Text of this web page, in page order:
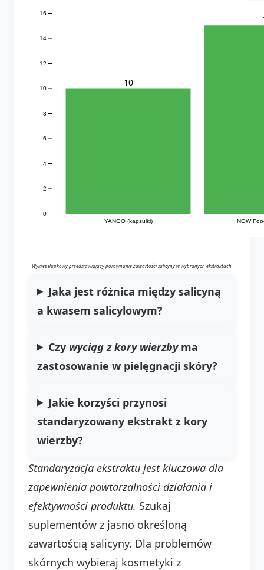
YANGO (kapsułki) NOW
0
2
4
6
8
10
12
14
16
10
Wykres słupkowy przedstawiający porównanie zawartości salicyny w wybranych ekstraktach.
Jaka jest różnica między salicyną
a kwasem salicylowym?
Czy wyciąg z kory wierzbyma
zastosowanie w pielęgnacji skóry?
Jakie korzyści przynosi
standaryzowany ekstrakt z kory
wierzby?
Standaryzacja ekstraktu jest kluczowa dla
zapewnienia powtarzalności działania i
efektywności produktu. Szukaj
suplementów z jasno określoną
zawartością salicyny. Dla problemów
skórnych wybieraj kosmetyki z